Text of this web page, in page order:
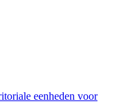
eenheden voor